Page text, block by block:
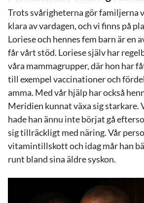
Trots svårigheterna gör familjerna
klara av vardagen, och vi finns på
Loriese och hennes fem barn är en
får vårt stöd. Loriese själv har
våra mammagrupper, där hon har
till exempel vaccinationer och
amma. Med vår hjälp har också
Meridien kunnat växa sig starkare.
hade han ännu inte börjat gå
sig tillräckligt med näring. Vår
vitamintillskott och idag mår han
runt bland sina äldre syskon.